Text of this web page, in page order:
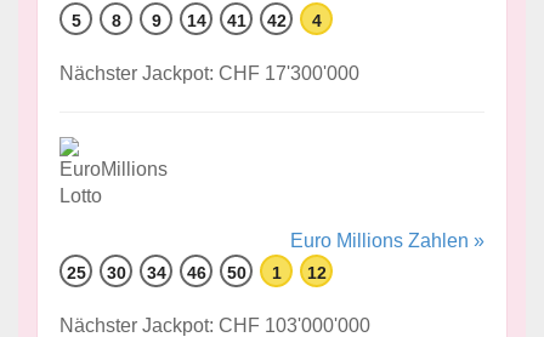
5 8 9 14 41 42 4
Nächster Jackpot: CHF 17'300'000
Euro Millions Zahlen »
25 30 34 46 50 1 12
Nächster Jackpot: CHF 103'000'000